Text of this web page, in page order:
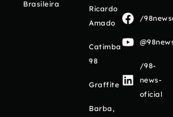
Brasileira
Ricardo
Amado
Catimba
98
Graffite
Barba,
/
/98-
news-
oficial